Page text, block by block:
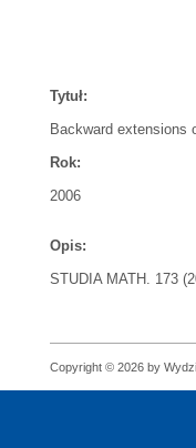
Tytuł:
Backward extensions
Rok:
2006
Opis:
STUDIA MATH. 173
Copyright © 2026 by